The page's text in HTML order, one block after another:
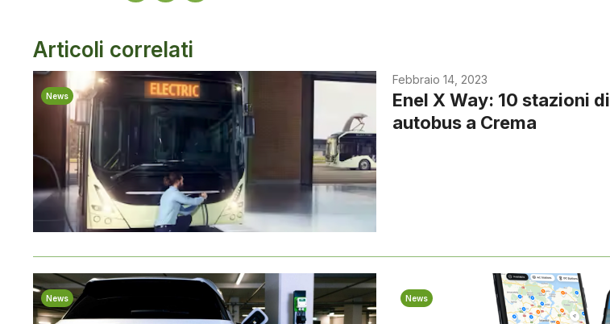
Articoli correlati
News
Febbraio 14, 2023
Enel X Way: 10 stazioni
autobus a Crema
News News